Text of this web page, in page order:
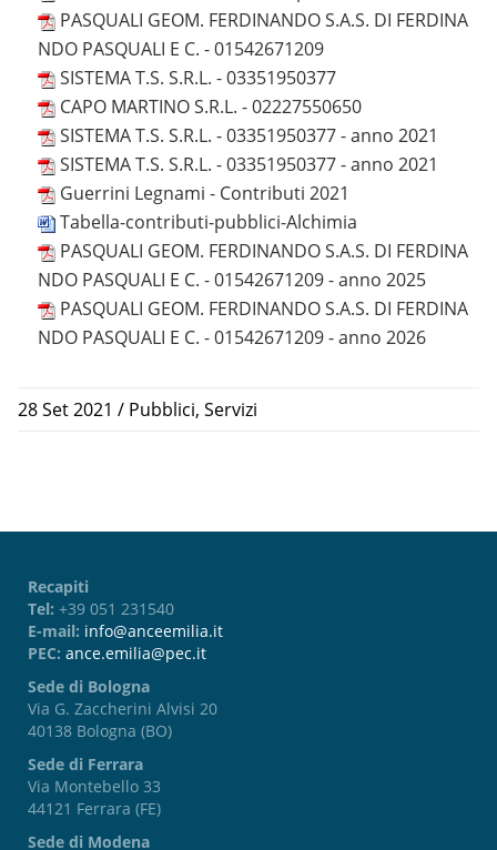
PASQUALI GEOM. FERDINANDO S.A.S. DI FERDINA
NDO PASQUALI E C. - 01542671209
SISTEMA T.S. S.R.L. - 03351950377
CAPO MARTINO S.R.L. - 02227550650
SISTEMA T.S. S.R.L. - 03351950377 - anno 2021
SISTEMA T.S. S.R.L. - 03351950377 - anno 2021
Guerrini Legnami - Contributi 2021
Tabella-contributi-pubblici-Alchimia
PASQUALI GEOM. FERDINANDO S.A.S. DI FERDINA
NDO PASQUALI E C. - 01542671209 - anno 2025
PASQUALI GEOM. FERDINANDO S.A.S. DI FERDINA
NDO PASQUALI E C. - 01542671209 - anno 2026
28 Set 2021 / Pubblici, Servizi
Recapiti
Tel: +39 051 231540
E-mail: info@anceemilia.it
PEC: ance.emilia@pec.it
Sede di Bologna
Via G. Zaccherini Alvisi 20
40138 Bologna (BO)
Sede di Ferrara
Via Montebello 33
44121 Ferrara (FE)
Sede di Modena